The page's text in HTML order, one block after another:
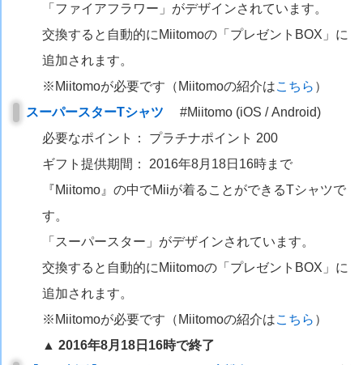
「ファイアフラワー」がデザインされています。
交換すると自動的にMiitomoの「プレゼントBOX」に
追加されます。
※Miitomoが必要です（Miitomoの紹介はこちら ）
スーパースターTシャツ
#Miitomo (iOS / Android)
必要なポイント： プラチナポイント 200
ギフト提供期間： 2016年8月18日16時まで
『Miitomo』の中でMiiが着ることができるTシャツで
す。
「スーパースター」がデザインされています。
交換すると自動的にMiitomoの「プレゼントBOX」に
追加されます。
※Miitomoが必要です（Miitomoの紹介はこちら ）
▲ 2016年8月18日16時で終了